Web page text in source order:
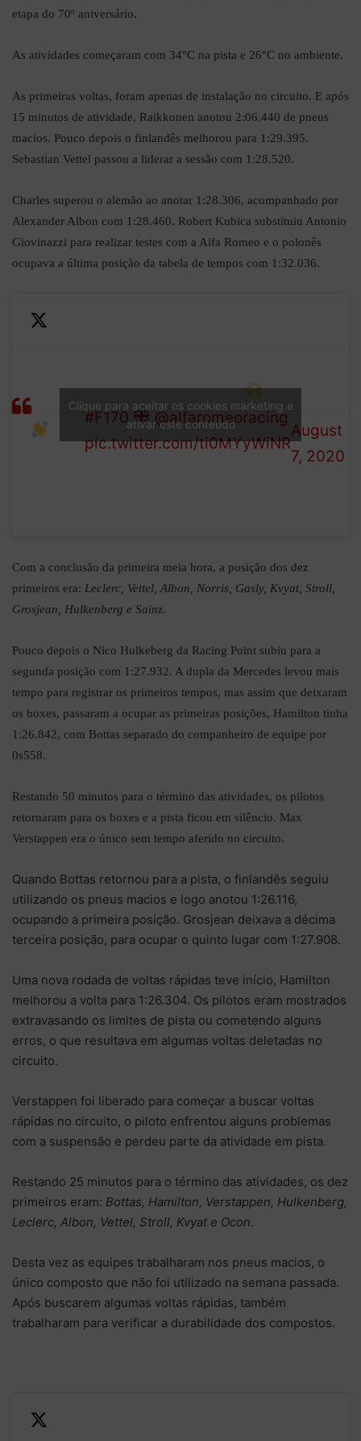
etapa do 70º aniversário.
As atividades começaram com 34°C na pista e 26°C no ambiente.
As primeiras voltas, foram apenas de instalação no circuito. E após
15 minutos de atividade, Raikkonen anotou 2:06.440 de pneus
macios. Pouco depois o finlandês melhorou para 1:29.395.
Sebastian Vettel passou a liderar a sessão com 1:28.520.
Charles superou o alemão ao anotar 1:28.306, acompanhado por
Alexander Albon com 1:28.460. Robert Kubica substituiu Antonio
Giovinazzi para realizar testes com a Alfa Romeo e o polonês
ocupava a última posição da tabela de tempos com 1:32.036.
Robert!
Giovinazzi car for FP1
#F170
@alfaromeoracing
pic.twitter.com/ti0MYyWiNR
1 (@F1)
August
7, 2020
Clique para aceitar os cookies marketing e
ativar este conteúdo
Com a conclusão da primeira meia hora, a posição dos dez
primeiros era: Leclerc, Vettel, Albon, Norris, Gasly, Kvyat, Stroll,
Grosjean, Hulkenberg e Sainz.
Pouco depois o Nico Hulkeberg da Racing Point subiu para a
segunda posição com 1:27.932. A dupla da Mercedes levou mais
tempo para registrar os primeiros tempos, mas assim que deixaram
os boxes, passaram a ocupar as primeiras posições, Hamilton tinha
1:26.842, com Bottas separado do companheiro de equipe por
0s558.
Restando 50 minutos para o término das atividades, os pilotos
retornaram para os boxes e a pista ficou em silêncio. Max
Verstappen era o único sem tempo aferido no circuito.
Quando Bottas retornou para a pista, o finlandês seguiu
utilizando os pneus macios e logo anotou 1:26.116,
ocupando a primeira posição. Grosjean deixava a décima
terceira posição, para ocupar o quinto lugar com 1:27.908.
Uma nova rodada de voltas rápidas teve início, Hamilton
melhorou a volta para 1:26.304. Os pilotos eram mostrados
extravasando os limites de pista ou cometendo alguns
erros, o que resultava em algumas voltas deletadas no
circuito.
Verstappen foi liberado para começar a buscar voltas
rápidas no circuito, o piloto enfrentou alguns problemas
com a suspensão e perdeu parte da atividade em pista.
Restando 25 minutos para o término das atividades, os dez
primeiros eram: Bottas, Hamilton, Verstappen, Hulkenberg,
Leclerc, Albon, Vettel, Stroll, Kvyat e Ocon.
Desta vez as equipes trabalharam nos pneus macios, o
único composto que não foi utilizado na semana passada.
Após buscarem algumas voltas rápidas, também
trabalharam para verificar a durabilidade dos compostos.